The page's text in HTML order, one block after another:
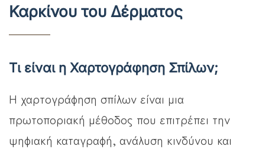
Καρκίνου του Δέρματος
Τι είναι η Χαρτογράφηση Σπίλων;
Η χαρτογράφηση σπίλων είναι μια
πρωτοποριακή μέθοδος που επιτρέπει την
ψηφιακή καταγραφή, ανάλυση κινδύνου και